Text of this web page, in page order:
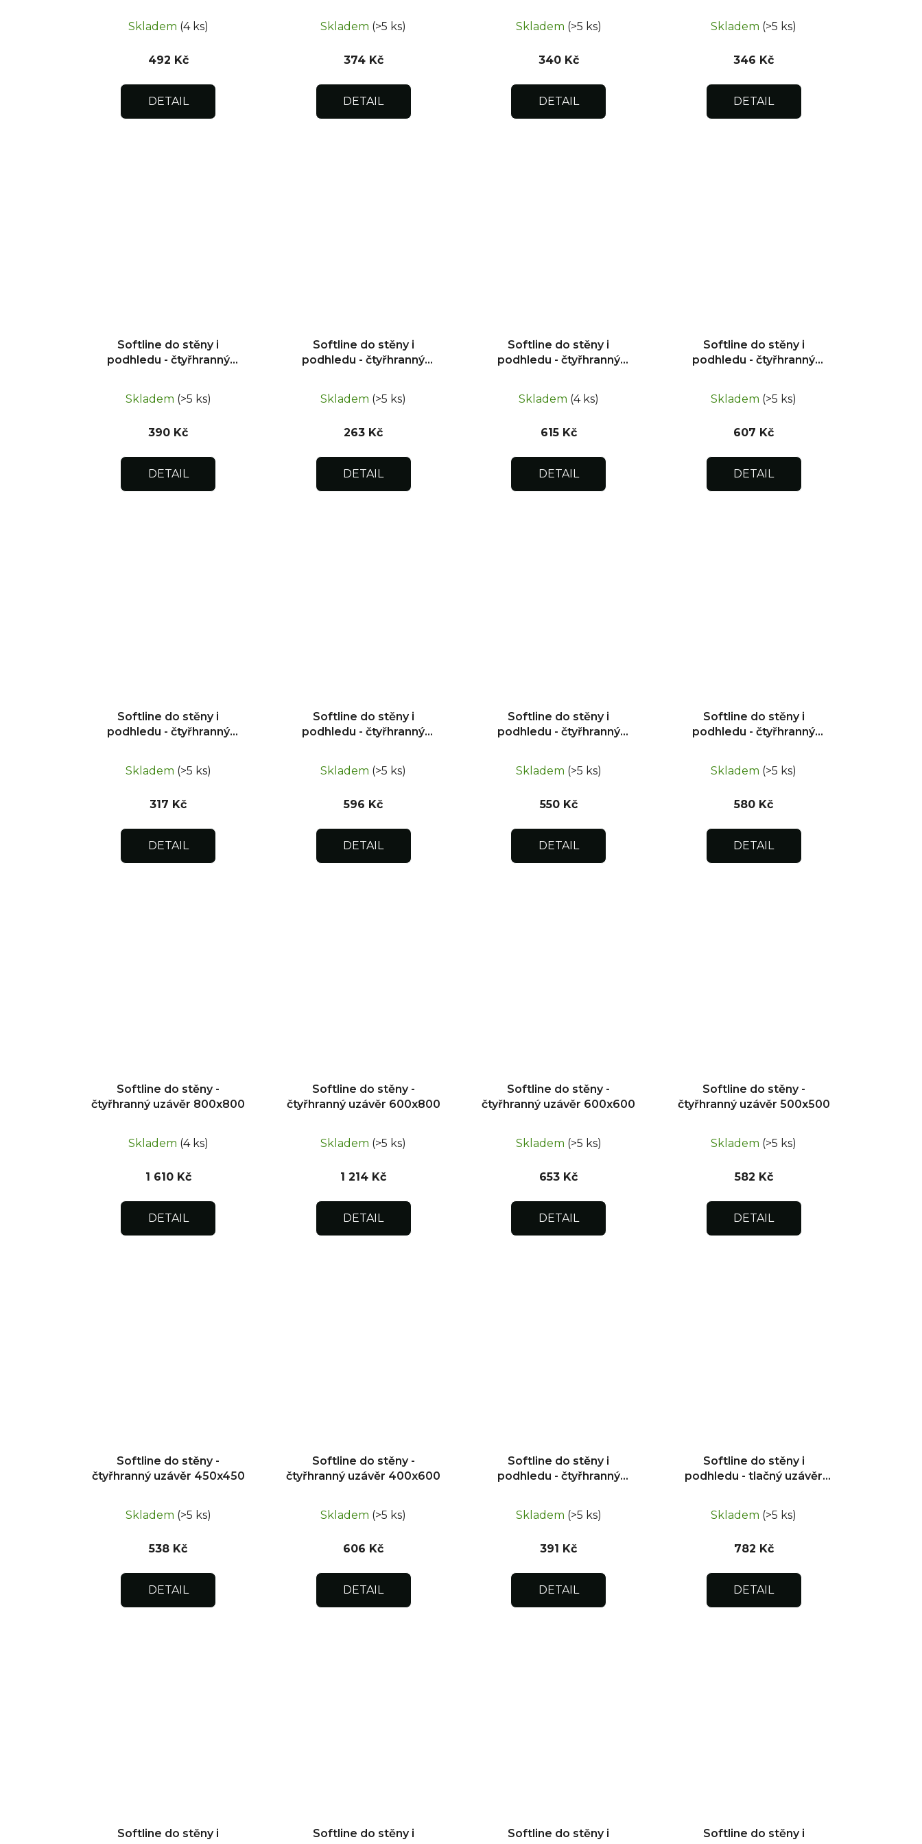
Skladem (4 ks)
492 Kč
DETAIL
Skladem (>5 ks)
374 Kč
DETAIL
Skladem (>5 ks)
340 Kč
DETAIL
Skladem (>5 ks)
346 Kč
DETAIL
Softline do stěny i
podhledu - čtyřhranný
Skladem (>5 ks)
390 Kč
DETAIL
Softline do stěny i
podhledu - čtyřhranný
Skladem (>5 ks)
263 Kč
DETAIL
Softline do stěny i
podhledu - čtyřhranný
Skladem (4 ks)
615 Kč
DETAIL
Softline do stěny i
podhledu - čtyřhranný
Skladem (>5 ks)
607 Kč
DETAIL
Softline do stěny i
podhledu - čtyřhranný
Skladem (>5 ks)
317 Kč
DETAIL
Softline do stěny i
podhledu - čtyřhranný
Skladem (>5 ks)
596 Kč
DETAIL
Softline do stěny i
podhledu - čtyřhranný
Skladem (>5 ks)
550 Kč
DETAIL
Softline do stěny i
podhledu - čtyřhranný
Skladem (>5 ks)
580 Kč
DETAIL
Softline do stěny -
čtyřhranný uzávěr 800x800
Skladem (4 ks)
1 610 Kč
DETAIL
Softline do stěny -
čtyřhranný uzávěr 600x800
Skladem (>5 ks)
1 214 Kč
DETAIL
Softline do stěny -
čtyřhranný uzávěr 600x600
Skladem (>5 ks)
653 Kč
DETAIL
Softline do stěny -
čtyřhranný uzávěr 500x500
Skladem (>5 ks)
582 Kč
DETAIL
Softline do stěny -
čtyřhranný uzávěr 450x450
Skladem (>5 ks)
538 Kč
DETAIL
Softline do stěny -
čtyřhranný uzávěr 400x600
Skladem (>5 ks)
606 Kč
DETAIL
Softline do stěny i
podhledu - čtyřhranný
Skladem (>5 ks)
391 Kč
DETAIL
Softline do stěny i
podhledu - tlačný uzávěr
Skladem (>5 ks)
782 Kč
DETAIL
Softline do stěny i
Softline do stěny i
Softline do stěny i
Softline do stěny i